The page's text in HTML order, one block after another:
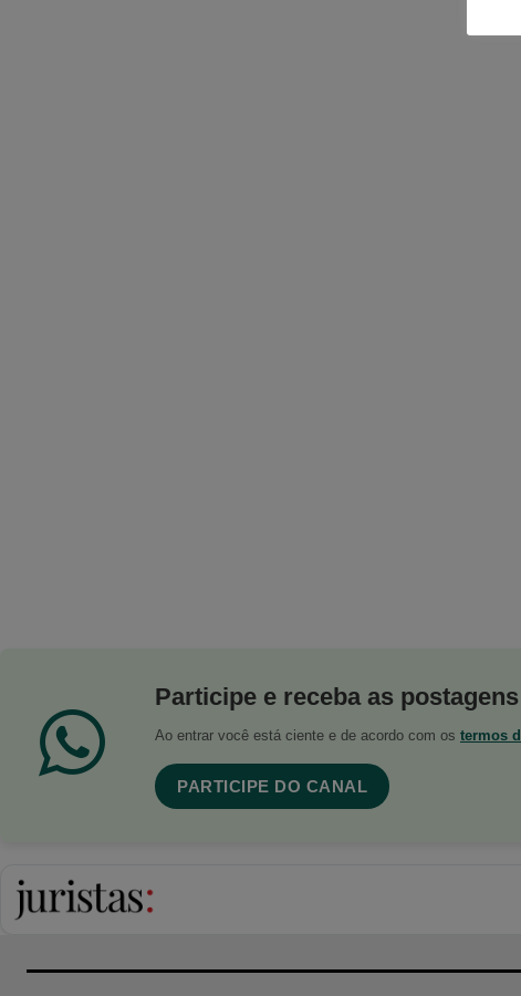
Participe e receba as
Ao entrar você está ciente e de acordo com os termos
PARTICIPE DO CANAL